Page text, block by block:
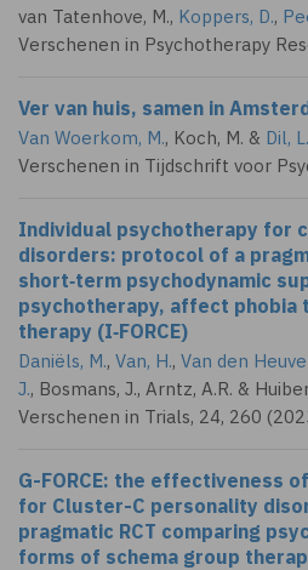
van Tatenhove, M., Koppers, D.,
Verschenen in Psychotherapy
Ver van huis, samen in
Van Woerkom, M., Koch, M. & Dil,
Verschenen in Tijdschrift voor
Individual psychotherapy for
disorders: protocol of a
short‑term psychodynamic
psychotherapy, affect phobia
therapy (I‑FORCE)
Daniëls, M., Van, H., Van den
J., Bosmans, J., Arntz, A.R. &
Verschenen in Trials, 24, 260
G-FORCE: the effectiveness
for Cluster-C personality
pragmatic RCT comparing
forms of schema group